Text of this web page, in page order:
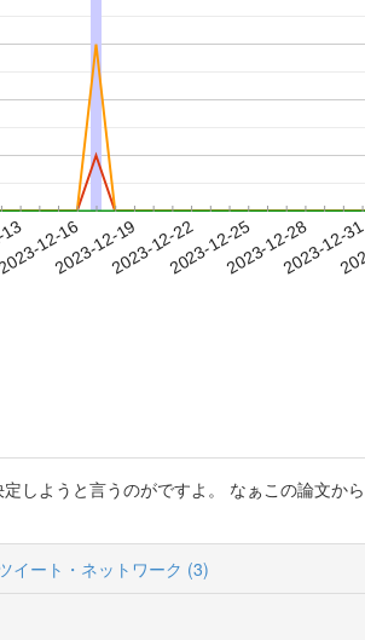
12-16
2023-12-192023-12-222023-12-252023-12-282023-12-
ようと言うのがですよ。 なぁこの論文か
イート・ネットワーク (3)